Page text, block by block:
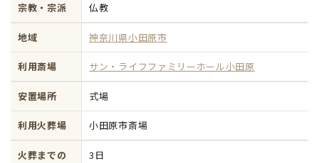
宗教・宗派 仏教
地域 神奈川県小田原市
利用斎場 サン・ライフファミリーホール小田原
安置場所 式場
利用火葬場 小田原市斎場
火葬までの
3日